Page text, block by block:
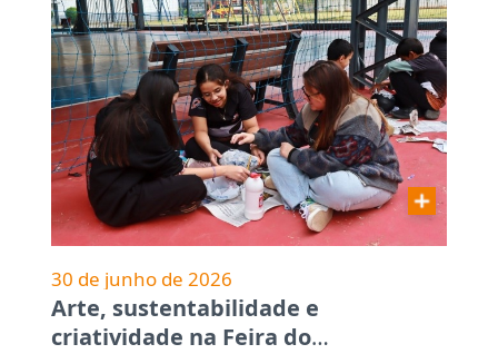
30 de junho de 2026
Arte, sustentabilidade e
criatividade na Feira do…